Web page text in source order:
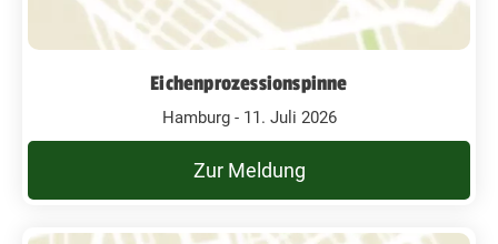
Eichenprozessionspinne
Hamburg - 11. Juli 2026
Zur Meldung